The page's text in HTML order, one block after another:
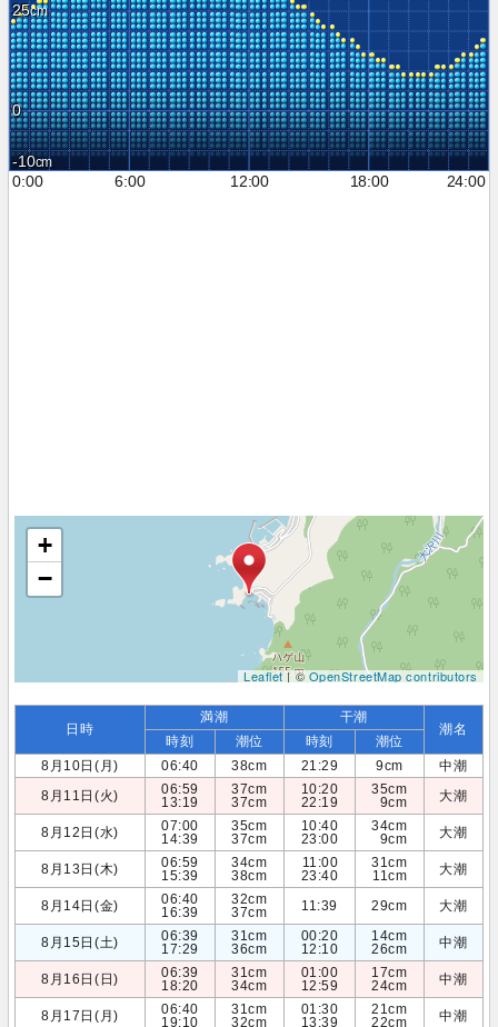
25
0
-10
0:00
6:00 12:00 18:00 24:00
+
−
Leaflet| ©OpenStreetMap contributors
日時
満潮 干潮
潮名
時刻 潮位 時刻
潮位
8月10日(月)
06:40 38cm 21:29 9cm
中潮
8月11日(火)
06:59
13:19
37cm
37cm
10:20
22:19
35cm
9cm
大潮
8月12日(水)
07:00
14:39
35cm
37cm
10:40
23:00
34cm
9cm
大潮
8月13日(木)
06:59
15:39
34cm
38cm
11:00
23:40
31cm
11cm
大潮
8月14日(金)
06:40
16:39
32cm
37cm
11:39 29cm 大潮
8月15日(土)
06:39
17:29
31cm
36cm
00:20
12:10
14cm
26cm
中潮
8月16日(日)
06:39
18:20
31cm
34cm
01:00
12:59
17cm
24cm
中潮
8月17日(月)
06:40
19:10
31cm
32cm
01:30
13:39
21cm
22cm
中潮